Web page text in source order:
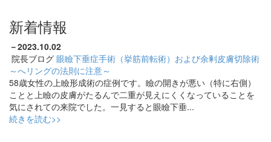
新着情報
－2023.10.02
院長ブログ 眼瞼下垂症手術（挙筋前転術）および余剰皮膚切除術
～へリングの法則に注意～
58歳女性の上瞼形成術の症例です。瞼の開きが悪い（特に右側）
ことと上瞼の皮膚がたるんで二重が見えにくくなっていることを
気にされての来院でした。一見すると眼瞼下垂...
続きを読む>>